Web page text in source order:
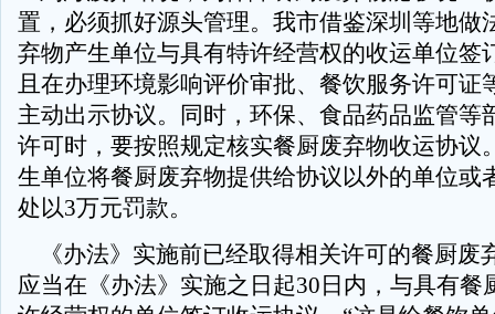
置，必须抓好源头管理。我市借鉴深圳等地做
弃物产生单位与具有特许经营权的收运单位签
且在办理环境影响评价审批、餐饮服务许可证
主动出示协议。同时，环保、食品药品监管等
许可时，要按照规定核实餐厨废弃物收运协议
生单位将餐厨废弃物提供给协议以外的单位或
处以3万元罚款。
《办法》实施前已经取得相关许可的餐厨废
应当在《办法》实施之日起30日内，与具有餐